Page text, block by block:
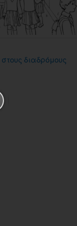
διαδρόμους